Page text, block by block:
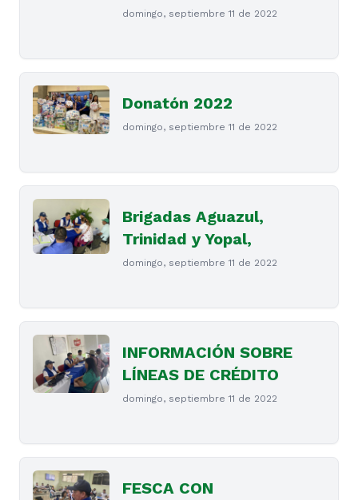
domingo, septiembre 11 de 2022
Donatón 2022
domingo, septiembre 11 de 2022
Brigadas Aguazul,
Trinidad y Yopal,
domingo, septiembre 11 de 2022
INFORMACIÓN SOBRE
LÍNEAS DE CRÉDITO
domingo, septiembre 11 de 2022
FESCA CON